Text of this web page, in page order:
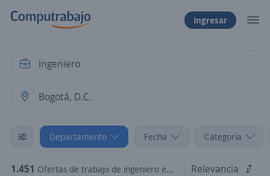
Ingresar
Departamento Fecha Categoría
1.451 Ofertas de trabajo de ingeniero en Bogotá, D.C. Relevancia